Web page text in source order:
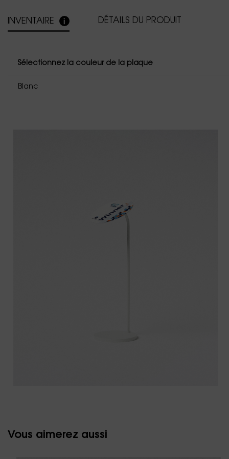
INVENTAIRE DÉTAILS DU PRODUIT
Sélectionnez la couleur de la plaque
Blanc
Vous aimerez aussi